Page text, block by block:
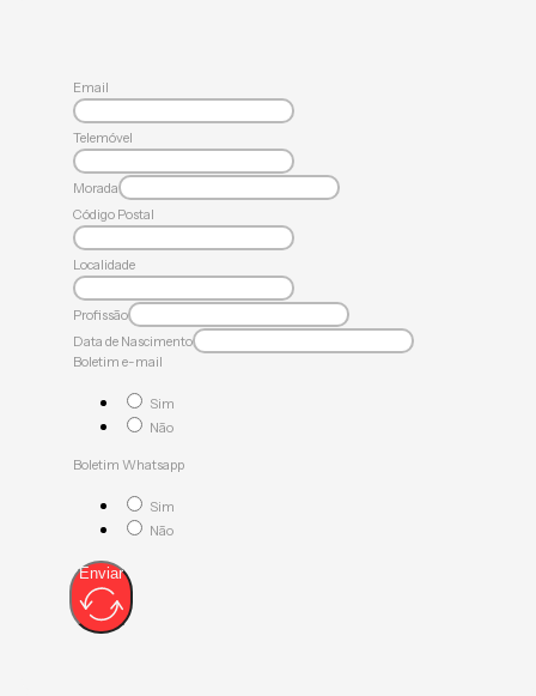
Email
Telemóvel
Morada
Código Postal
Localidade
Profissão
Data de Nascimento
Boletim e-mail
Sim
Não
Boletim Whatsapp
Sim
Não
Enviar